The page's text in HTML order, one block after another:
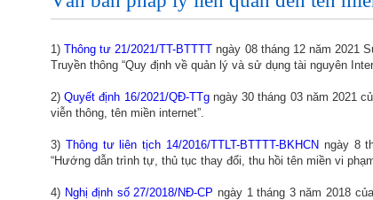
1)Thông tư 21/2021/TT-BTTTT ngày 08 tháng 12 năm 2021
Truyền thông “Quy định về quản lý và sử dụng tài nguyên
2)Quyết định 16/2021/QĐ-TTgngày 30 tháng 03 năm 2021
viễn thông, tên miền internet”.
3) Thông tư liên tịch 14/2016/TTLT-BTTTT-BKHCN ngày 8
“Hướng dẫn trình tự, thủ tục thay đổi, thu hồi tên miền vi
4) Nghị định số 27/2018/NĐ-CP ngày 1 tháng 3 năm 2018